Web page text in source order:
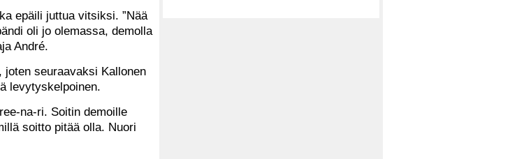
epäili juttua vitsiksi. ”Nää
oli jo olemassa, demolla
André.
seuraavaksi Kallonen
levytyskelpoinen.
na-ri. Soitin demoille
soitto pitää olla. Nuori